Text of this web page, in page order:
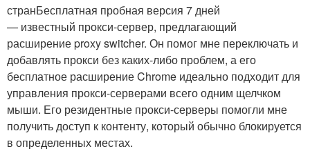
странБесплатная пробная версия 7 дней
— известный прокси-сервер, предлагающий
расширение proxy switcher. Он помог мне переключать и
добавлять прокси без каких-либо проблем, а его
бесплатное расширение Chrome идеально подходит для
управления прокси-серверами всего одним щелчком
мыши. Его резидентные прокси-серверы помогли мне
получить доступ к контенту, который обычно блокируется
в определенных местах.